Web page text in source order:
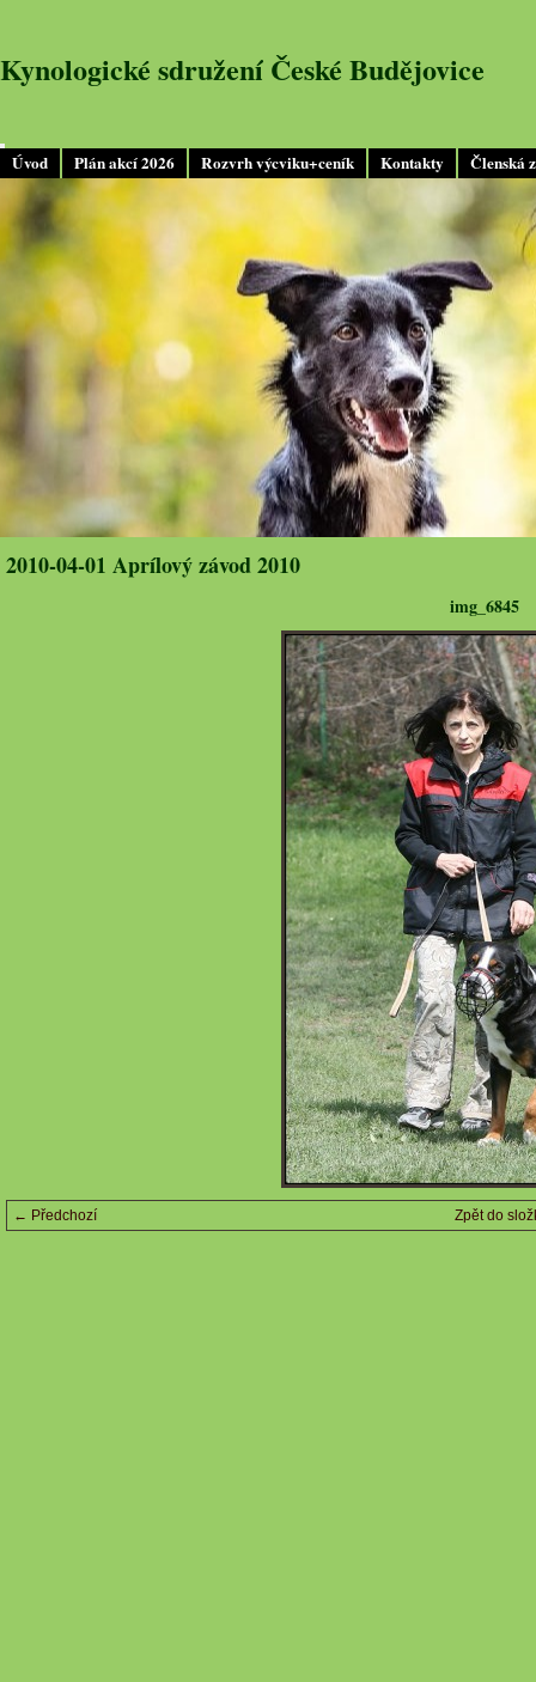
Úvod Plán akcí 2026 Rozvrh výcviku+ceník Kontakty Členská
Kynologické sdružení České Budějovice
2010-04-01 Aprílový závod 2010
img_6845
← Předchozí Zpět do